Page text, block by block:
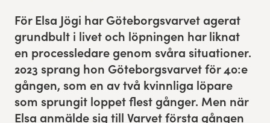
För Elsa Jögi har Göte­borgsvarvet ager­at
grund­bult i livet och löp­nin­gen har lik­nat
en processledare genom svåra sit­u­a­tion­er.
2023 sprang hon Göte­borgsvarvet för40:e
gån­gen, som en av två kvinnli­ga löpare
som sprun­git lop­pet flest gånger. Men när
Elsa anmälde sig till Varvet första gången
Göteborgsvarvet Expo
Löparinspiration och träning
Spring för välgörenhet
Lilla Varvet
Varvetmilen
Partnerportal